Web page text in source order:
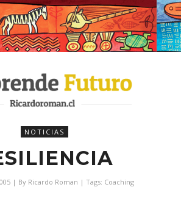
NOTICIAS
| By Ricardo Roman | Tags: Coaching